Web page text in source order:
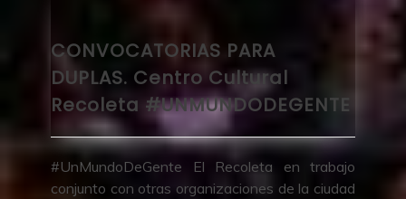
CONVOCATORIAS PARA
DUPLAS. Centro Cultural
Recoleta #UNMUNDODEGENTE
#UnMundoDeGente El Recoleta en trabajo
conjunto con otras organizaciones de la ciudad